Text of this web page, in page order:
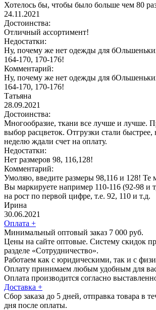
Хотелось бы, чтобы было больше чем 80
24.11.2021
Достоинства:
Отличный ассортимент!
Недостатки:
Ну, почему же нет одежды для
164-170, 170-176!
Комментарий:
Ну, почему же нет одежды для
164-170, 170-176!
Татьяна
28.09.2021
Достоинства:
Многообразие, ткани все лучше и лучше.
выбор расцветок. Отгрузки стали быстрее,
неделю ждали счет на оплату.
Недостатки:
Нет размеров 98, 116,128!
Комментарий:
Умоляю, введите размеры 98,116 и 128! Те
Вы маркируете например 110-116 (92-98 и
на рост по первой цифре, т.е. 92, 110 и т.д.
Ирина
30.06.2021
Оплата +
Минимальный оптовый заказ 7 000 руб.
Цены на сайте оптовые. Систему скидок
разделе «Сотрудничество».
Работаем как с юридическими, так и с
Оплату принимаем любым удобным для
Оплата производится согласно
Доставка +
Сбор заказа до 5 дней, отправка товара в
дня после оплаты.